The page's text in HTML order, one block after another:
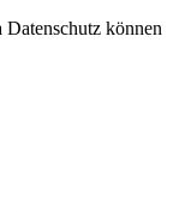
können